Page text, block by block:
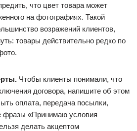
что цвет товара может
на фотографиях. Такой
возражений клиентов,
товары действительно редко по
Чтобы клиенты понимали, что
договора, напишите об этом
оплата, передача посылки,
фразы «Принимаю условия
делать акцептом